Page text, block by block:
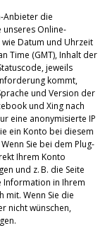
Anbieter die
Online-
Datum und Uhrzeit
Time (GMT), Inhalt der
jeweils
kommt,
und Version der
und Xing nach
eine anonymisierte IP
ein Konto bei diesem
Sie bei dem Plug-
Ihrem Konto
und z. B. die Seite
Information in Ihrem
Wenn Sie die
nicht wünschen,